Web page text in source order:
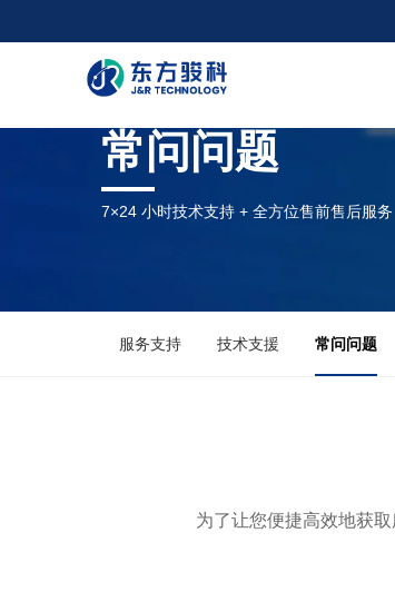
常问问题
7×24 小时技术支持 + 全方位售前售后服务
服务支持 技术支援 常问问题
为了让您便捷高效地获